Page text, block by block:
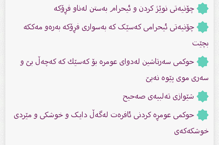
چۆنیەتی نوێژ کردن و ئیحرام بەستن لەناو فڕۆکە
چۆنیەتی ئیحرامی کەسێک کە بەسواری فڕۆکە بەرەو مەککە
بچێت
حوكمی سەرتاشین لەدوای عومرە بۆ كەسێك كە كەچەڵ بێ و
سەری موی پێوە نەبێ
شێوازى تەلبیەى صەحیح
حوكمی عومڕە کردنی ئافرەت لەگەڵ دایک و خوشکی و مێردی
خوشکەکەی